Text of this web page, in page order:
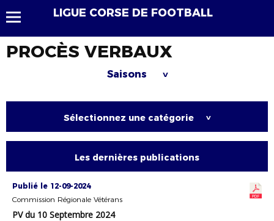
LIGUE CORSE DE FOOTBALL
PROCÈS VERBAUX
Saisons >
Sélectionnez une catégorie >
Les dernières publications
Publié le 12-09-2024
Commission Régionale Vétérans
PV du 10 Septembre 2024